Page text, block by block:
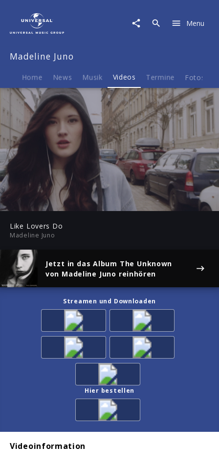
Video
Like
Menu
Madeline Juno
Home News Musik Videos Termine Fotos
Play
-03:08
Mute
Play
Like Lovers Do
Madeline Juno
Jetzt in das Album The Unknown
von Madeline Juno reinhören
Streamen und Downloaden
Hier bestellen
Videoinformation